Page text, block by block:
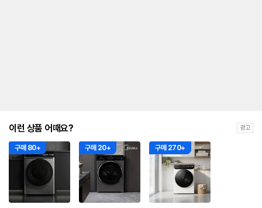
이런 상품 어때요? 광고
구매 80+ 구매 20+ 구매 270+